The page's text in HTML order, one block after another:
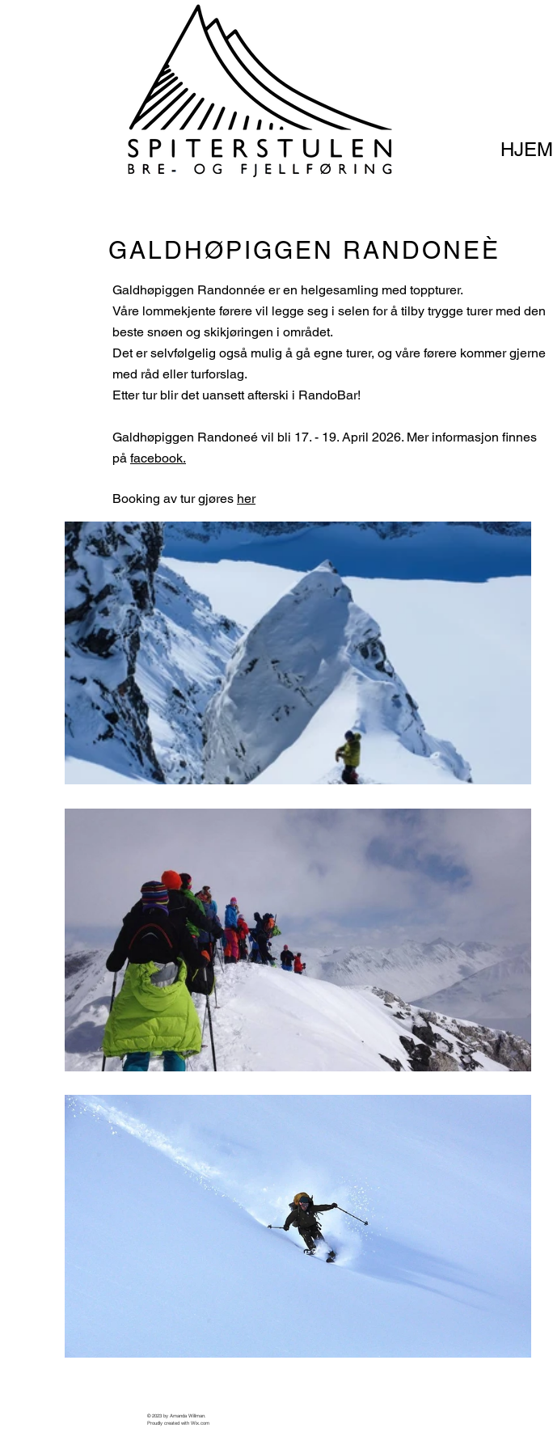
GALDHØPIGGEN RANDONEÈ
Galdhøpiggen Randonnée er en helgesamling med toppturer.
Våre lommekjente førere vil legge seg i selen for å tilby trygge turer med den
beste snøen og skikjøringen i området.
Det er selvfølgelig også mulig å gå egne turer, og våre førere kommergjerne
med råd eller turforslag.
Etter tur blir det uansett afterski i RandoBar!
Galdhøpiggen Randoneé vil bli 17. - 19. April 2026. Mer informasjon finnes
på facebook.
Booking av tur gjøres her
HJEM
© 2023 by Amanda Willman.
Proudly created with Wix.com